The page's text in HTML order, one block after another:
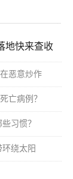
地快来查收
恶意炒作
亡病例？
习惯？
绕太阳